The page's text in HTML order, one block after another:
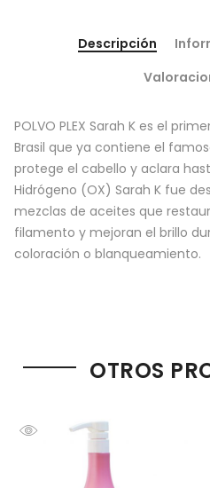
Descripción
POLVO PLEX Sarah K es el
Brasil que ya contiene el
protege el cabello y aclara
Hidrógeno (OX) Sarah K fue
mezclas de aceites que
filamento y mejoran el brillo
coloración o blanqueamiento.
OTROS